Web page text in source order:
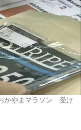
かやまマラソン 受け